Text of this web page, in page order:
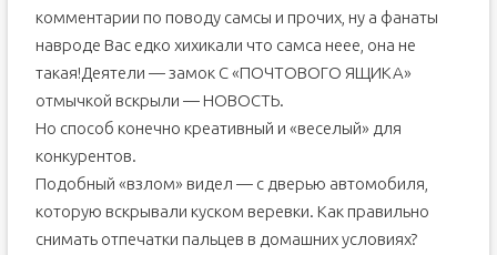
комментарии по поводу самсы и прочих, ну а фанаты
навроде Вас едко хихикали что самса неее, она не
такая!Деятели — замок С «ПОЧТОВОГО ЯЩИКА»
отмычкой вскрыли — НОВОСТЬ.
Но способ конечно креативный и «веселый» для
конкурентов.
Подобный «взлом» видел — с дверью автомобиля,
которую вскрывали куском веревки. Как правильно
снимать отпечатки пальцев в домашних условиях?